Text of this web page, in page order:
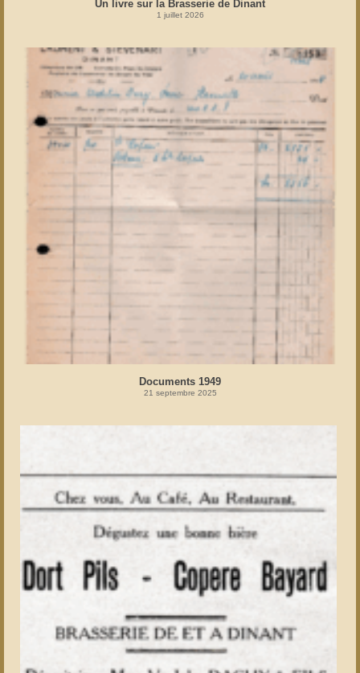
Un livre sur la Brasserie de Dinant
1 juillet 2026
Documents 1949
21 septembre 2025